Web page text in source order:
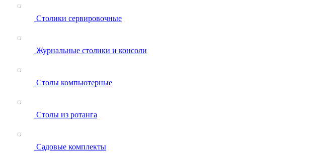
Столики сервировочные
Журнальные столики и консоли
Столы компьютерные
Столы из ротанга
Садовые комплекты